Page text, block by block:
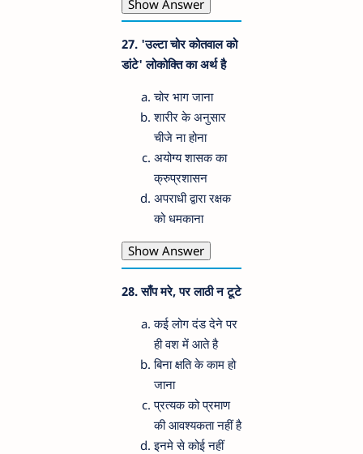
Show Answer
27. 'उल्टा चोर कोतवाल को
डांटे' लोकोक्ति का अर्थ है
चोर भाग जाना
शारीर के अनुसार
चीजे ना होना
अयोग्य शासक का
क्रुप्रशासन
अपराधी द्वारा रक्षक
को धमकाना
Show Answer
28. साँप मरे, पर लाठी न टूटे
कई लोग दंड देने पर
ही वश में आते है
बिना क्षति के काम हो
जाना
प्रत्यक को प्रमाण
की आवश्यकता नहीं है
इनमे से कोई नहीं